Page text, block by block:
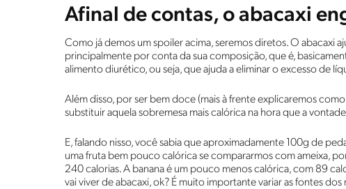
Afinal de contas, o abacaxi
Como já demos um spoiler acima, seremos diretos. O abacaxi
principalmente por conta da sua composição, que é,
alimento diurético, ou seja, que ajuda a eliminar o excesso de
Além disso, por ser bem doce (mais à frente explicaremos
substituir aquela sobremesa mais calórica na hora que a
E, falando nisso, você sabia que aproximadamente 100g de
uma fruta bem pouco calórica se compararmos com ameixa,
240 calorias. A banana é um pouco menos calórica, com 89
vai viver de abacaxi, ok? É muito importante variar as fontes dos